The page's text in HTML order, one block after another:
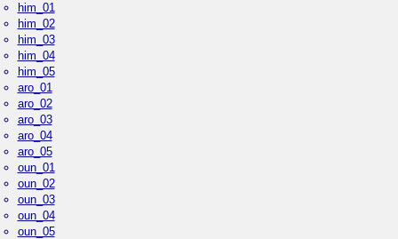
him_01
him_02
him_03
him_04
him_05
aro_01
aro_02
aro_03
aro_04
aro_05
oun_01
oun_02
oun_03
oun_04
oun_05